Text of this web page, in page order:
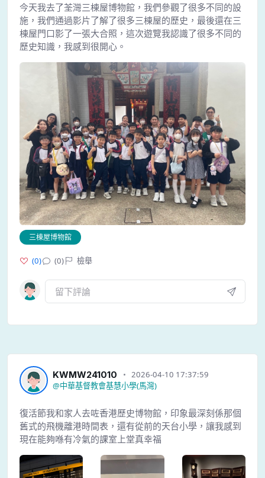
今天我去了荃灣三棟屋博物館，我們參觀了很多不同的設
施，我們通過影片了解了很多三棟屋的歷史，最後還在三
棟屋門口影了一張大合照，這次遊覽我認識了很多不同的
歷史知識，我感到很開心。
三棟屋博物館
(0) (0) 檢舉
KWMW241010
2026-04-10 17:37:59
@中華基督教會基慧小學(馬灣)
復活節我和家人去咗香港歷史博物館，印象最深刻係那個
舊式的飛機離港時間表，還有從前的天台小學，讓我感到
現在能夠喺有冷氣的課室上堂真幸福